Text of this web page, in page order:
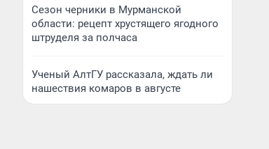
Сезон черники в Мурманской
области: рецепт хрустящего ягодного
штруделя за полчаса
Ученый АлтГУ рассказала, ждать ли
нашествия комаров в августе